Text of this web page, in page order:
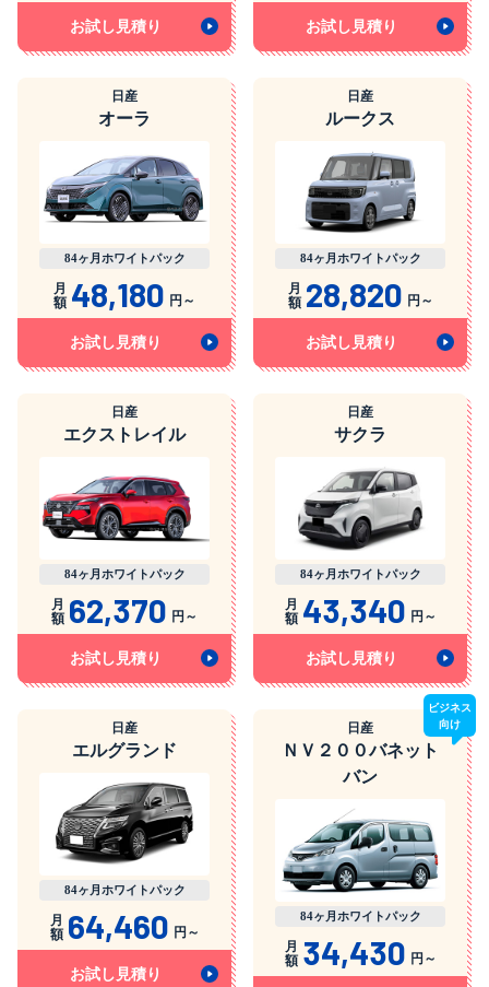
お試し見積り お試し見積り
日産
オーラ
84ヶ月ホワイトパック
月
額 48,180 円～
お試し見積り
日産
ルークス
84ヶ月ホワイトパック
月
額 28,820 円～
お試し見積り
日産
エクストレイル
84ヶ月ホワイトパック
月
額 62,370 円～
お試し見積り
日産
サクラ
84ヶ月ホワイトパック
月
額 43,340 円～
お試し見積り
日産
エルグランド
84ヶ月ホワイトパック
月
額 64,460 円～
お試し見積り
日産
ＮＶ２００バネット
バン
ビジネス
向け
84ヶ月ホワイトパック
月
額 34,430 円～